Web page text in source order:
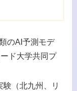
のAI予測モデ
ド大学共同プ
験（北九州、リ